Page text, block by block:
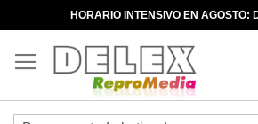
HORARIO INTENSIVO EN AGOSTO: